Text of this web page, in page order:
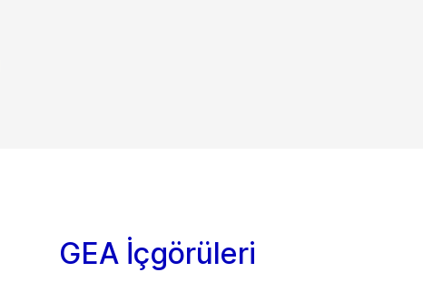
GEA İçgörüleri